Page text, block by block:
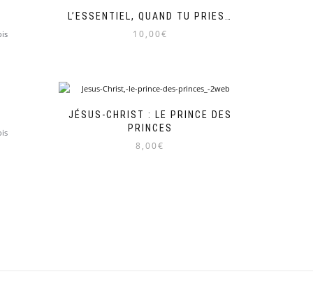
L’ESSENTIEL, QUAND TU PRIES…
10,00€
JÉSUS-CHRIST : LE PRINCE DES
PRINCES
8,00€